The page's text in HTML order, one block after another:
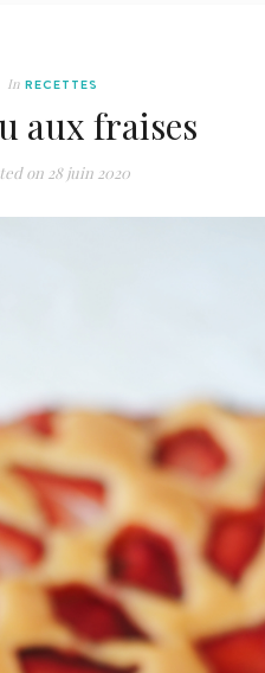
In RECETTES
aux fraises
on 28 juin 2020